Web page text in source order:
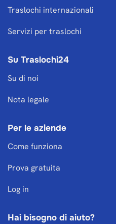
Traslochi internazionali
Servizi per traslochi
Su Traslochi24
Su di noi
Nota legale
Per le aziende
Come funziona
Prova gratuita
Log in
Hai bisogno di aiuto?